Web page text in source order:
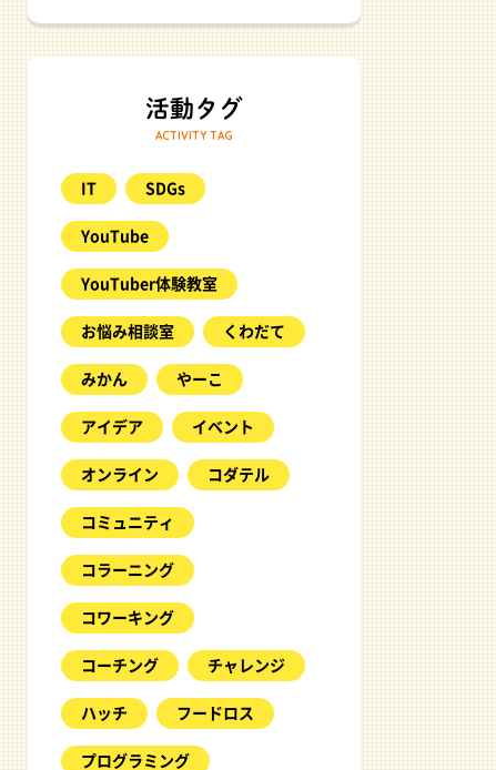
ACTIVITY TAG
IT SDGs
YouTube
YouTuber体験教室
お悩み相談室 くわだて
みかん やーこ
アイデア イベント
オンライン コダテル
コミュニティ
コラーニング
コワーキング
コーチング チャレンジ
ハッチ フードロス
プログラミング